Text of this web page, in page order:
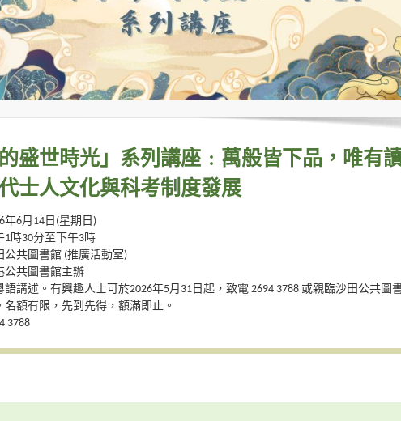
的盛世時光」系列講座﹕萬般皆下品，唯有
士人文化與科考制度發展
年6月14日(星期日)
1時30分至下午3時
公共圖書館 (推廣活動室)
公共圖書館主辦
語講述。有興趣人士可於2026年5月31日起，致電 2694 3788 或親臨沙田公共圖
名額有限，先到先得，額滿即止。
3788